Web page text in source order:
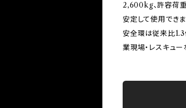
2,600kg、許容荷
安定して使用できま
安全環は従来比1.3
業現場・レスキュ